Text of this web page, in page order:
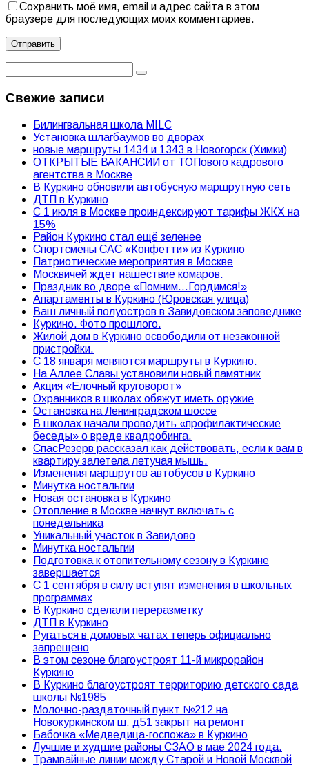
Сохранить моё имя, email и адрес сайта в этом
браузере для последующих моих комментариев.
Свежие записи
Билингвальная школа MILC
Установка шлагбаумов во дворах
новые маршруты 1434 и 1343 в Новогорск (Химки)
ОТКРЫТЫЕ ВАКАНСИИ от ТОПового кадрового
агентства в Москве
В Куркино обновили автобусную маршрутную сеть
ДТП в Куркино
С 1 июля в Москве проиндексируют тарифы ЖКХ на
15%
Район Куркино стал ещё зеленее
Спортсмены САС «Конфетти» из Куркино
Патриотические мероприятия в Москве
Москвичей ждет нашествие комаров.
Праздник во дворе «Помним…Гордимся!»
Апартаменты в Куркино (Юровская улица)
Ваш личный полуостров в Завидовском заповеднике
Куркино. Фото прошлого.
Жилой дом в Куркино освободили от незаконной
пристройки.
С 18 января меняются маршруты в Куркино.
На Аллее Славы установили новый памятник
Акция «Елочный круговорот»
Охранников в школах обяжут иметь оружие
Остановка на Ленинградском шоссе
В школах начали проводить «профилактические
беседы» о вреде квадробинга.
СпасРезерв рассказал как действовать, если к вам в
квартиру залетела летучая мышь.
Изменения маршрутов автобусов в Куркино
Минутка ностальгии
Новая остановка в Куркино
Отопление в Москве начнут включать с
понедельника
Уникальный участок в Завидово
Минутка ностальгии
Подготовка к отопительному сезону в Куркине
завершается
С 1 сентября в силу вступят изменения в школьных
программах
В Куркино сделали переразметку
ДТП в Куркино
Ругаться в домовых чатах теперь официально
запрещено
В этом сезоне благоустроят 11-й микрорайон
Куркино
В Куркино благоустроят территорию детского сада
школы №1985
Молочно-раздаточный пункт №212 на
Новокуркинском ш. д51 закрыт на ремонт
Бабочка «Медведица-госпожа» в Куркино
Лучшие и худшие районы СЗАО в мае 2024 года.
Трамвайные линии между Старой и Новой Москвой